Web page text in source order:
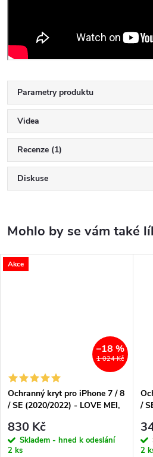
Parametry produktu
Videa
Recenze (1)
Diskuse
Akce
1 024 Kč
–18 %
Ochranný kryt pro iPhone 7 / 8
/ SE (2020/2022) - LOVE MEI,
830 Kč
Skladem - hned k odeslání
2 ks
/
2